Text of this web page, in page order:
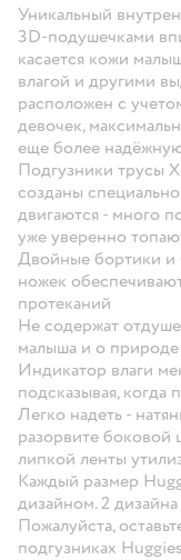
Уникальный
3D-подушечками
касается кожи
влагой и другими
расположен с
девочек,
еще более
Подгузники трусы
созданы
двигаются - много
уже уверенно
Двойные бортики и
ножек
протеканий
Не содержат
малыша и о природе
Индикатор влаги
подсказывая, когда
Легко надеть -
разорвите боковой
липкой ленты
Каждый размер
дизайном. 2
Пожалуйста,
подгузниках